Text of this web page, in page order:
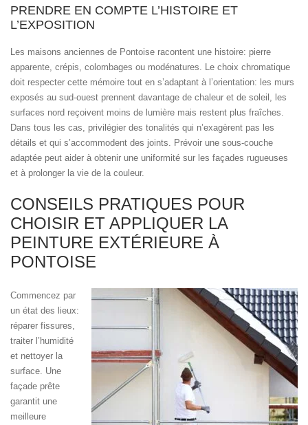
PRENDRE EN COMPTE L’HISTOIRE ET
L’EXPOSITION
Les maisons anciennes de Pontoise racontent une histoire: pierre
apparente, crépis, colombages ou modénatures. Le choix chromatique
doit respecter cette mémoire tout en s’adaptant à l’orientation: les murs
exposés au sud-ouest prennent davantage de chaleur et de soleil, les
surfaces nord reçoivent moins de lumière mais restent plus fraîches.
Dans tous les cas, privilégier des tonalités qui n’exagèrent pas les
détails et qui s’accommodent des joints. Prévoir une sous-couche
adaptée peut aider à obtenir une uniformité sur les façades rugueuses
et à prolonger la vie de la couleur.
CONSEILS PRATIQUES POUR
CHOISIR ET APPLIQUER LA
PEINTURE EXTÉRIEURE À
PONTOISE
Commencez par
un état des lieux:
réparer fissures,
traiter l’humidité
et nettoyer la
surface. Une
façade prête
garantit une
meilleure